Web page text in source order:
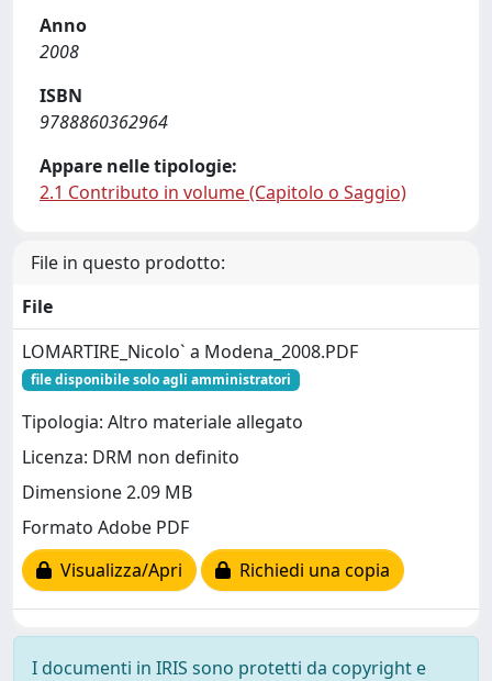
Anno
2008
ISBN
9788860362964
Appare nelle tipologie:
2.1 Contributo in volume (Capitolo o Saggio)
File in questo prodotto:
File
LOMARTIRE_Nicolo` a Modena_2008.PDF
file disponibile solo agli amministratori
Tipologia: Altro materiale allegato
Licenza: DRM non definito
Dimensione 2.09 MB
Formato Adobe PDF
Visualizza/Apri
Richiedi una copia
I documenti in IRIS sono protetti da copyright e